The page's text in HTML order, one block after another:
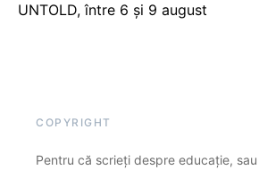
UNTOLD, între 6 și 9 august
COPYRIGHT
Pentru că scrieți despre educație,